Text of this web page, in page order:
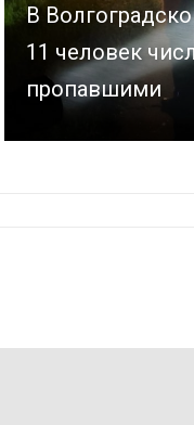
В
11 человек
пропавшими